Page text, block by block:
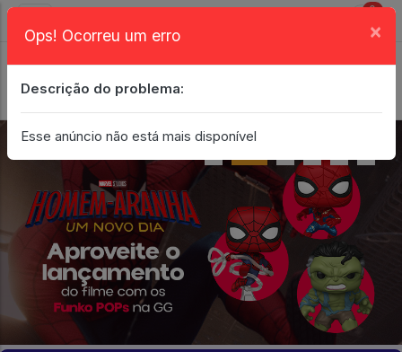
0
Ops! Ocorreu um erro ×
Descrição do problema:
Esse anúncio não está mais disponível